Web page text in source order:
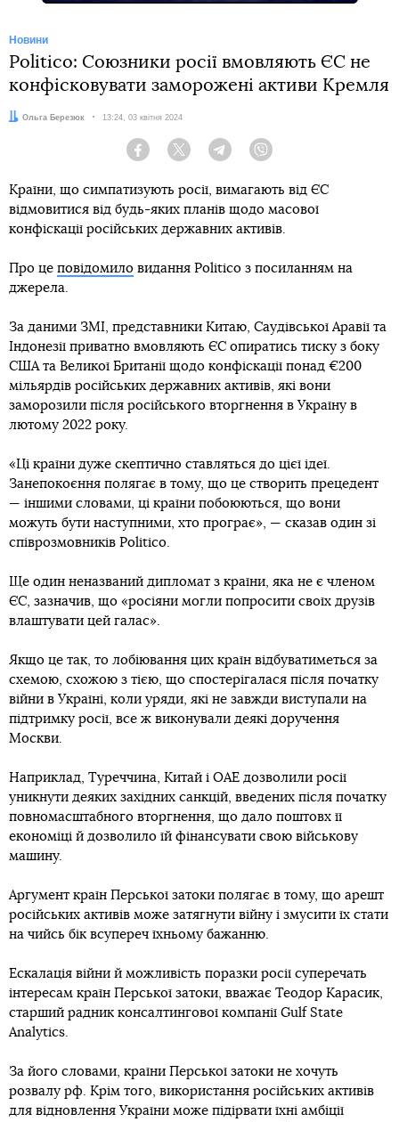
Новини
Politico: Союзники росії вмовляють ЄС не
конфісковувати заморожені активи Кремля
Автор:
Ольга Березюк Дата:
13:24, 03 квітня 2024
Facebook Twitter Telegram
Країни, що симпатизують росії, вимагають від ЄС
відмовитися від будь-яких планів щодо масової
конфіскації російських державних активів.
Про це повідомило видання Politico з посиланням на
джерела.
За даними ЗМІ, представники Китаю, Саудівської Аравії та
Індонезії приватно вмовляють ЄС опиратись тиску з боку
США та Великої Британії щодо конфіскації понад €200
мільярдів російських державних активів, які вони
заморозили після російського вторгнення в Україну в
лютому 2022 року.
«Ці країни дуже скептично ставляться до цієї ідеї.
Занепокоєння полягає в тому, що це створить прецедент
— іншими словами, ці країни побоюються, що вони
можуть бути наступними, хто програє», — сказав один зі
співрозмовників Politico.
Ще один неназваний дипломат з країни, яка не є членом
ЄС, зазначив, що «росіяни могли попросити своїх друзів
влаштувати цей галас».
Якщо це так, то лобіювання цих країн відбуватиметься за
схемою, схожою з тією, що спостерігалася після початку
війни в Україні, коли уряди, які не завжди виступали на
підтримку росії, все ж виконували деякі доручення
Москви.
Наприклад, Туреччина, Китай і ОАЕ дозволили росії
уникнути деяких західних санкцій, введених після початку
повномасштабного вторгнення, що дало поштовх її
економіці й дозволило їй фінансувати свою військову
машину.
Аргумент країн Перської затоки полягає в тому, що арешт
російських активів може затягнути війну і змусити їх стати
на чийсь бік всупереч їхньому бажанню.
Ескалація війни й можливість поразки росії суперечать
інтересам країн Перської затоки, вважає Теодор Карасик,
старший радник консалтингової компанії Gulf State
Analytics.
За його словами, країни Перської затоки не хочуть
розвалу рф. Крім того, використання російських активів
для відновлення України може підірвати їхні амбіції